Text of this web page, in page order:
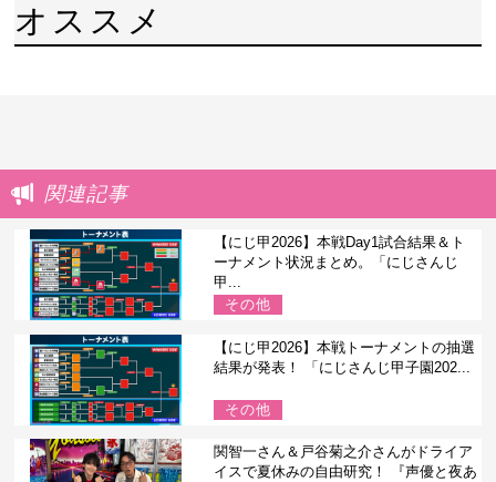
オススメ
関連記事
【にじ甲2026】本戦Day1試合結果＆ト
ーナメント状況まとめ。「にじさんじ
甲...
その他
【にじ甲2026】本戦トーナメントの抽選
結果が発表！ 「にじさんじ甲子園202...
その他
関智一さん＆戸谷菊之介さんがドライア
イスで夏休みの自由研究！ 『声優と夜あ